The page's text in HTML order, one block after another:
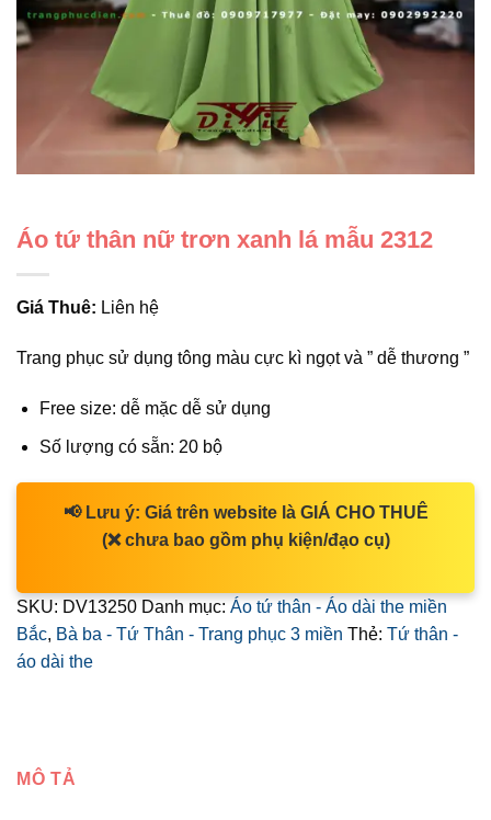
Áo tứ thân nữ trơn xanh lá mẫu 2312
Giá Thuê: Liên hệ
Trang phục sử dụng tông màu cực kì ngọt và ” dễ thương ”
Free size: dễ mặc dễ sử dụng
Số lượng có sẵn: 20 bộ
📢 Lưu ý: Giá trên website là GIÁ CHO THUÊ
(❌ chưa bao gồm phụ kiện/đạo cụ)
SKU: DV13250 Danh mục: Áo tứ thân - Áo dài the miền
Bắc, Bà ba - Tứ Thân - Trang phục 3 miền Thẻ: Tứ thân -
áo dài the
MÔ TẢ